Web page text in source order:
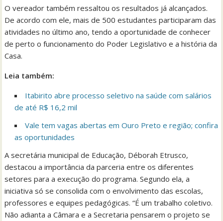
O vereador também ressaltou os resultados já alcançados.
De acordo com ele, mais de 500 estudantes participaram das
atividades no último ano, tendo a oportunidade de conhecer
de perto o funcionamento do Poder Legislativo e a história da
Casa.
Leia também:
Itabirito abre processo seletivo na saúde com salários
de até R$ 16,2 mil
Vale tem vagas abertas em Ouro Preto e região; confira
as oportunidades
A secretária municipal de Educação, Déborah Etrusco,
destacou a importância da parceria entre os diferentes
setores para a execução do programa. Segundo ela, a
iniciativa só se consolida com o envolvimento das escolas,
professores e equipes pedagógicas. “É um trabalho coletivo.
Não adianta a Câmara e a Secretaria pensarem o projeto se